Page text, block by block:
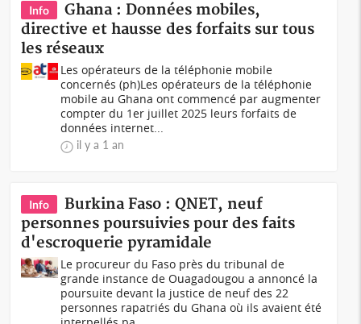
Info
Ghana : Données mobiles,
directive et hausse des forfaits sur tous
les réseaux
Les opérateurs de la téléphonie mobile
concernés (ph)Les opérateurs de la téléphonie
mobile au Ghana ont commencé par augmenter
compter du 1er juillet 2025 leurs forfaits de
données internet...
il y a 1 an
Info
Burkina Faso : QNET, neuf
personnes poursuivies pour des faits
d'escroquerie pyramidale
Le procureur du Faso près du tribunal de
grande instance de Ouagadougou a annoncé la
poursuite devant la justice de neuf des 22
personnes rapatriés du Ghana où ils avaient été